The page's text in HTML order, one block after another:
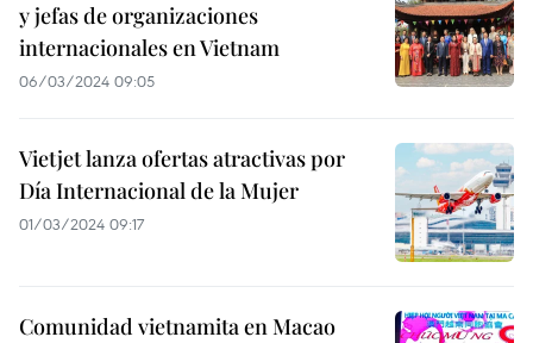
y jefas de organizaciones
internacionales en Vietnam
06/03/2024 09:05
Vietjet lanza ofertas atractivas por
Día Internacional de la Mujer
01/03/2024 09:17
Comunidad vietnamita en Macao